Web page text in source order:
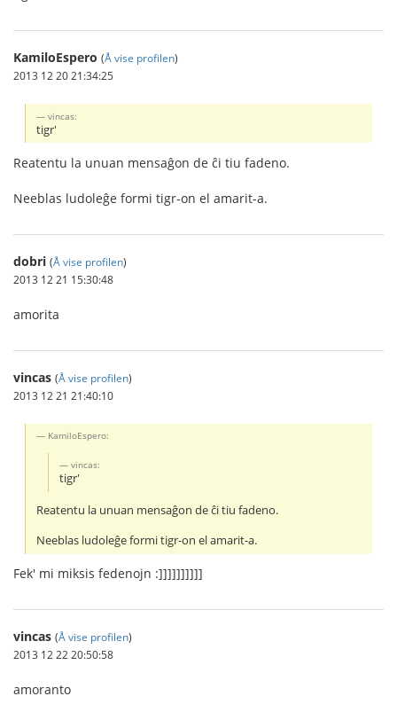
KamiloEspero (Å vise profilen)
2013 12 20 21:34:25
vincas:
tigr'
Reatentu la unuan mensaĝon de ĉi tiu fadeno.
Neeblas ludoleĝe formi tigr-on el amarit-a.
dobri (Å vise profilen)
2013 12 21 15:30:48
amorita
vincas (Å vise profilen)
2013 12 21 21:40:10
KamiloEspero:
vincas:
tigr'
Reatentu la unuan mensaĝon de ĉi tiu fadeno.
Neeblas ludoleĝe formi tigr-on el amarit-a.
Fek' mi miksis fedenojn :]]]]]]]]]]
vincas (Å vise profilen)
2013 12 22 20:50:58
amoranto